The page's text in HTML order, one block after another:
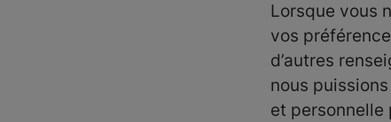
Lorsque vous
vos
d’autres
nous
et personnelle